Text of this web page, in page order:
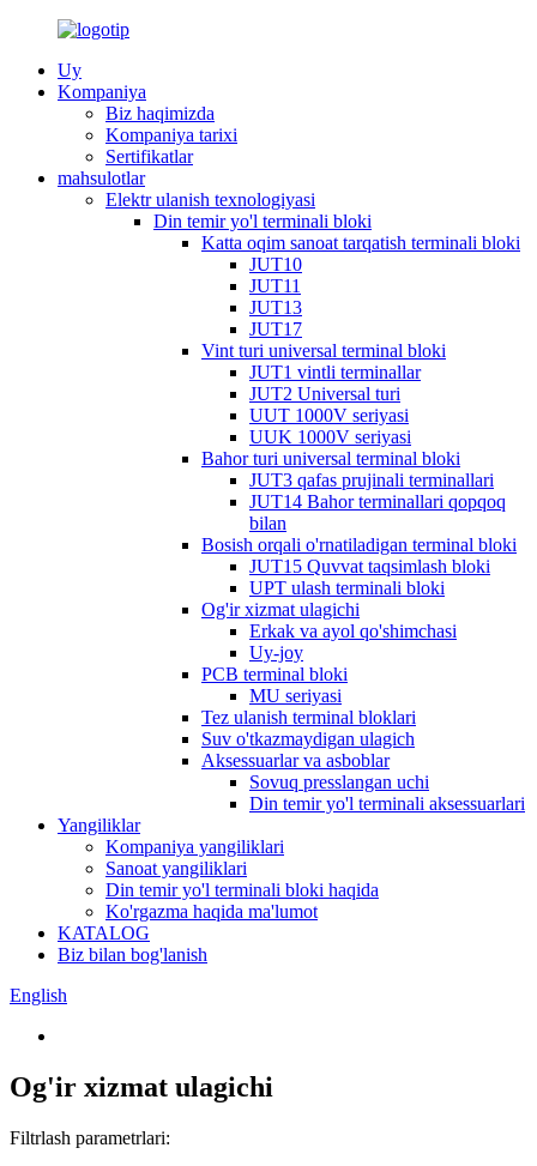
Uy
Kompaniya
Biz haqimizda
Kompaniya tarixi
Sertifikatlar
mahsulotlar
Elektr ulanish texnologiyasi
Din temir yo'l terminali bloki
Katta oqim sanoat tarqatish terminali bloki
JUT10
JUT11
JUT13
JUT17
Vint turi universal terminal bloki
JUT1 vintli terminallar
JUT2 Universal turi
UUT 1000V seriyasi
UUK 1000V seriyasi
Bahor turi universal terminal bloki
JUT3 qafas prujinali terminallari
JUT14 Bahor terminallari qopqoq
bilan
Bosish orqali o'rnatiladigan terminal bloki
JUT15 Quvvat taqsimlash bloki
UPT ulash terminali bloki
Og'ir xizmat ulagichi
Erkak va ayol qo'shimchasi
Uy-joy
PCB terminal bloki
MU seriyasi
Tez ulanish terminal bloklari
Suv o'tkazmaydigan ulagich
Aksessuarlar va asboblar
Sovuq presslangan uchi
Din temir yo'l terminali aksessuarlari
Yangiliklar
Kompaniya yangiliklari
Sanoat yangiliklari
Din temir yo'l terminali bloki haqida
Ko'rgazma haqida ma'lumot
KATALOG
Biz bilan bog'lanish
English
Og'ir xizmat ulagichi
Filtrlash parametrlari: